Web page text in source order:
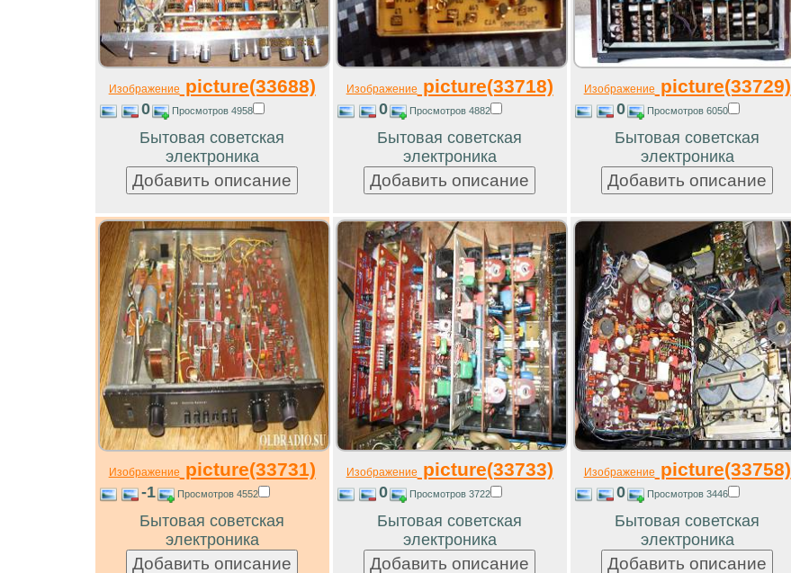
Изображение picture(33688)
0 Просмотров 4958
Бытовая советская
электроника
Изображение picture(33718)
0 Просмотров 4882
Бытовая советская
электроника
Изображение picture(33729)
0 Просмотров 6050
Бытовая советская
электроника
Изображение picture(33731)
-1 Просмотров 4552
Бытовая советская
электроника
Изображение picture(33733)
0 Просмотров 3722
Бытовая советская
электроника
Изображение picture(33758)
0 Просмотров 3446
Бытовая советская
электроника